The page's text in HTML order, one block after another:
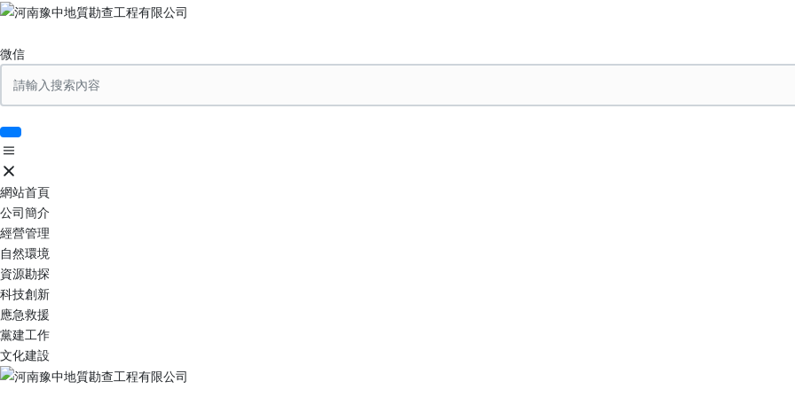
微信
網站首頁
公司簡介
經營管理
自然環境
資源勘探
科技創新
應急救援
黨建工作
文化建設